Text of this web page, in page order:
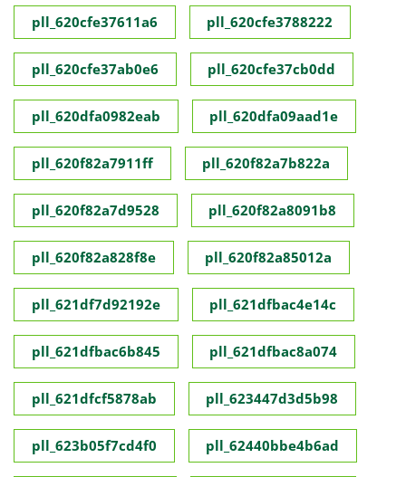
pll_620cfe37611a6 pll_620cfe3788222
pll_620cfe37ab0e6 pll_620cfe37cb0dd
pll_620dfa0982eab pll_620dfa09aad1e
pll_620f82a7911ff pll_620f82a7b822a
pll_620f82a7d9528 pll_620f82a8091b8
pll_620f82a828f8e pll_620f82a85012a
pll_621df7d92192e pll_621dfbac4e14c
pll_621dfbac6b845 pll_621dfbac8a074
pll_621dfcf5878ab pll_623447d3d5b98
pll_623b05f7cd4f0 pll_62440bbe4b6ad